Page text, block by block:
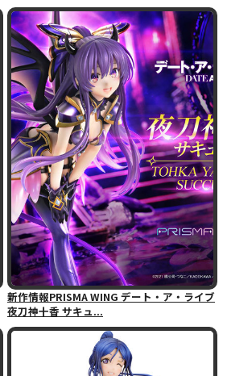
新作情報PRISMA WING デート・ア・ライブ
夜刀神十香 サキュ...